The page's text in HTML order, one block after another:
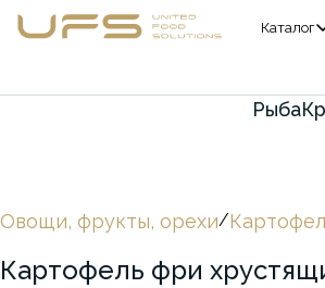
Каталог
Рыба
Овощи, фрукты, орехи/
Картофель фри